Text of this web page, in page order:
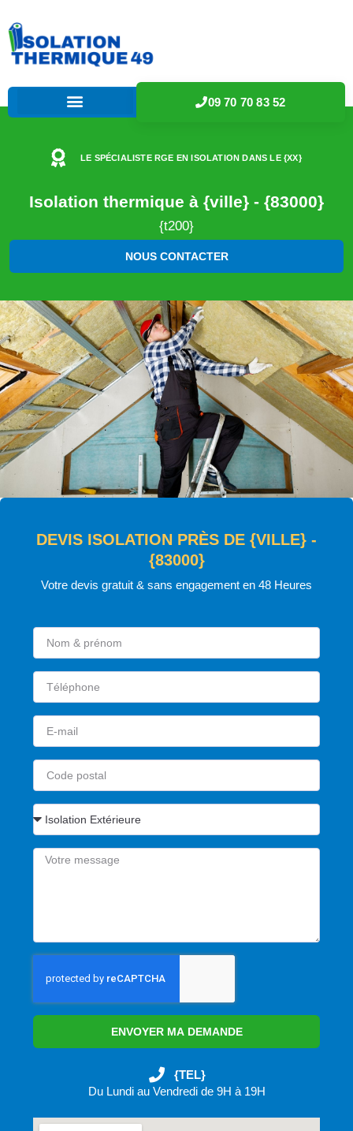
09 70 70 83 52
LE SPÉCIALISTE RGE EN ISOLATION DANS LE {XX}
Isolation thermique à {ville} - {83000}
{t200}
NOUS CONTACTER
DEVIS ISOLATION PRÈS DE {VILLE} -
{83000}
Votre devis gratuit & sans engagement en 48 Heures
ENVOYER MA DEMANDE
{TEL}
Du Lundi au Vendredi de 9H à 19H